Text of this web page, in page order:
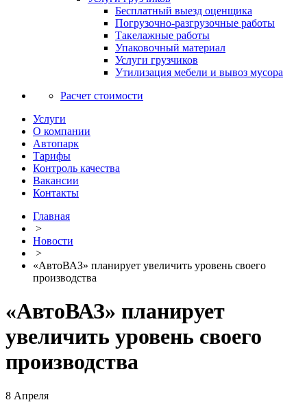
Бесплатный выезд оценщика
Погрузочно-разгрузочные работы
Такелажные работы
Упаковочный материал
Услуги грузчиков
Утилизация мебели и вывоз мусора
Расчет стоимости
Услуги
О компании
Автопарк
Тарифы
Контроль качества
Вакансии
Контакты
Главная
>
Новости
>
«АвтоВАЗ» планирует увеличить уровень своего
производства
«АвтоВАЗ» планирует
увеличить уровень своего
производства
8 Апреля